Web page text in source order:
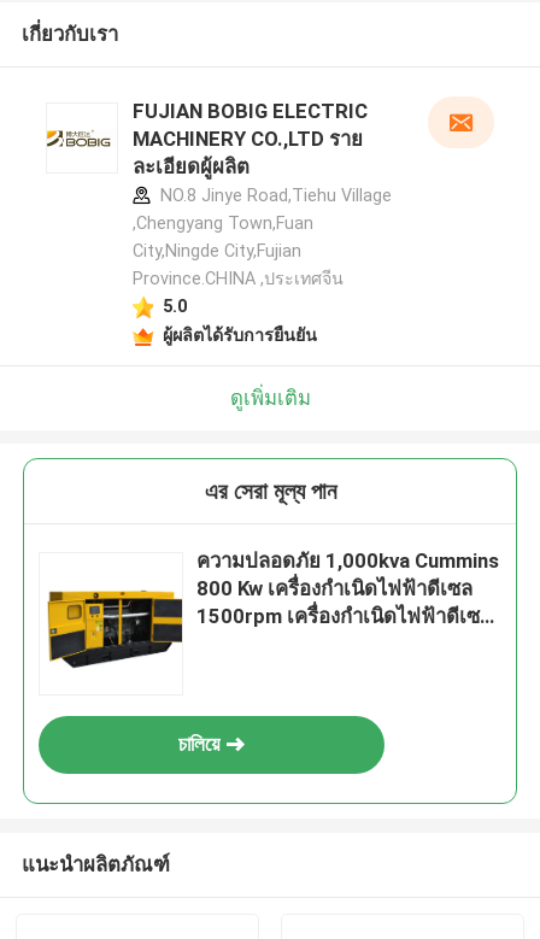
เกี่ยวกับเรา
FUJIAN BOBIG ELECTRIC
MACHINERY CO.,LTD ราย
ละเอียดผู้ผลิต
NO.8 Jinye Road,Tiehu Village
,Chengyang Town,Fuan
City,Ningde City,Fujian
Province.CHINA ,ประเทศจีน
5.0
ผู้ผลิตได้รับการยืนยัน
ดูเพิ่มเติม
এর সেরা মূল্য পান
ความปลอดภัย 1,000kva Cummins
800 Kw เครื่องกำเนิดไฟฟ้าดีเซล
1500rpm เครื่องกำเนิดไฟฟ้าดีเซล
চালিয়ে
แนะนำผลิตภัณฑ์